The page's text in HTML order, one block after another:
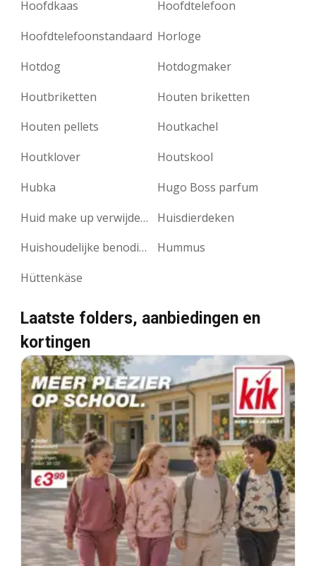
Hoofdkaas
Hoofdtelefoon
Hoofdtelefoonstandaard Horloge
Hotdog
Hotdogmaker
Houtbriketten
Houten briketten
Houten pellets
Houtkachel
Houtklover
Houtskool
Hubka
Hugo Boss parfum
Huid make up verwijderaar
Huisdierdeken
Huishoudelijke benodigdheden
Hummus
Hüttenkäse
Laatste folders, aanbiedingen en
kortingen